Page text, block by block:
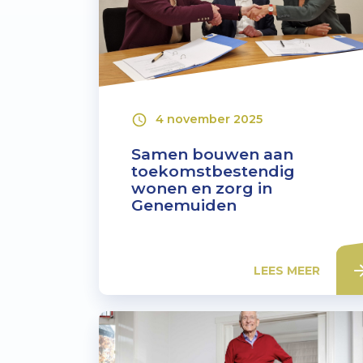
Samen bouwen aan
toekomstbestendig
wonen en zorg in
Genemuiden
4 november 2025
LEES MEER